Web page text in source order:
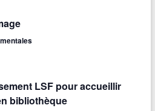
LSF pour accueillir
bibliothèque